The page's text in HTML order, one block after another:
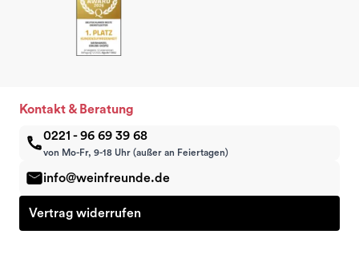
Kontakt & Beratung
0221 - 96 69 39 68
von Mo-Fr, 9-18 Uhr (außer an Feiertagen)
info@weinfreunde.de
Vertrag widerrufen